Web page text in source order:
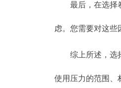
最后，在选择
虑。您需要对这些
综上所述，选
使用压力的范围、